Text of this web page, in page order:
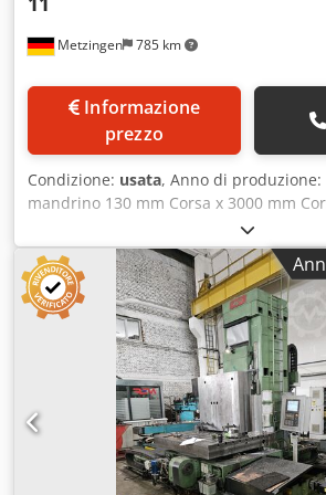
Metzingen 785 km
prezzo
Condizione: usata, Anno di produzione:
mandrino 130 mm Corsa x 3000 mm
Potenza totale richiesta 4,5 kW Peso
30 tonnellate Diametro del mandrino
Supporto del mandrino 50 SK Campo
longitudinale 3.000 mm y - Testata
Corsa del mandrino 1.000 mm Chjdpfx
Fondo del piano del tavolo 3.300 x
10 to/m2 Tavola montata circa xx.000
minima / massima del mandrino di
770 / 2.770 mm Avanzamento 0,9 -
Traslazione rapida per fantina e colonna
Avanzamento del cannotto 0,5-1.200
velocità parzialmente variabile in